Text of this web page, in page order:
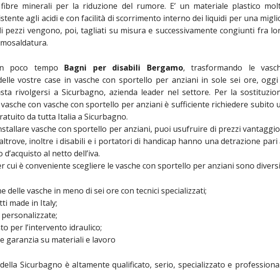
minerali per la riduzione del rumore. E’ un materiale plastico
agli acidi e con facilità di scorrimento interno dei liquidi per una
pezzi vengono, poi, tagliati su misura e successivamente congiunti fra
poco tempo Bagni per disabili Bergamo, trasformando le
vostre case in vasche con sportello per anziani in sole sei ore, oggi
rivolgersi a Sicurbagno, azienda leader nel settore. Per la
vasche con vasche con sportello per anziani è sufficiente richiedere subito
da tutta Italia a Sicurbagno.
vasche con sportello per anziani, puoi usufruire di prezzi
inoltre i disabili e i portatori di handicap hanno una detrazione pari
d’acquisto al netto dell’iva.
cui è conveniente scegliere le vasche con sportello per anziani sono
delle vasche in meno di sei ore con tecnici specializzati;
made in Italy;
per l’intervento idraulico;
garanzia su materiali e lavoro
Sicurbagno è altamente qualificato, serio, specializzato e